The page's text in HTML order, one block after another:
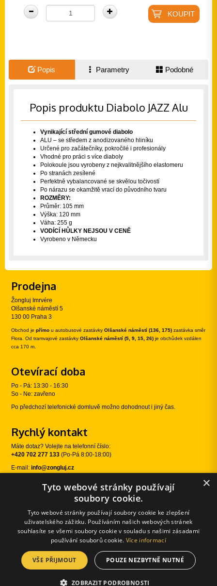
Popis Parametry Podobné
Popis produktu Diabolo JAZZ Alu
Vynikající střední gumové diabolo
ALU – se středem z anodizovaného hliníku
Určené pro začátečníky, pokročilé i profesionály
Vhodné pro práci s více diaboly
Polokoule jsou vyrobeny z nejkvalitnějšího elastomeru
Po stranách zesílené
Perfektně vybalancované se skvělou točivostí
Po nárazu se okamžitě vrací do původního tvaru
ROZMĚRY:
Průměr: 105 mm
Výška: 120 mm
Váha: 255 g
VODÍCÍ HŮLKY NEJSOU V CENĚ
Vyrobeno v Německu
Prodejna
Žongluj Imrvére
Olšanské náměstí 5
130 00 Praha 3
Obchod je přímo u autobusové zastávky Olšanské náměstí (136, 175) zastávka směr
Flora. Od tramvajové zastávky Olšanské náměstí (5, 9, 15, 26) je obchůdek vzdálen
cca 170 m.
Otevírací doba
Po - Pá: 13:30 - 16:30
So - Ne: zavřeno
Po předchozí telefonické domluvě možno dohodnout i jiný čas.
Rychlý kontakt
Máte dotaz? Volejte na telefonní číslo:
+420 702 277 133 (Po-Pá 8:00-18:00)
E-mail: info@zongluj.cz
Sledujte nás
© 2026 Žongluj.cz |
Používání cookies|
Změnit nastavení cookies
E-shopové řešení od:
×
Tyto webové stránky používají
soubory cookie.
Tyto webové stránky používají soubory cookie ke zlepšení
uživatelského zážitku. Používáním našich webových stránek
souhlasíte se všemi soubory cookie v souladu s našimi zásadami
používání souborů cookie. Více informací
VŠE PŘIJMOUT POUZE NEZBYTNĚ NUTNÉ
ZOBRAZIT PODROBNOSTI